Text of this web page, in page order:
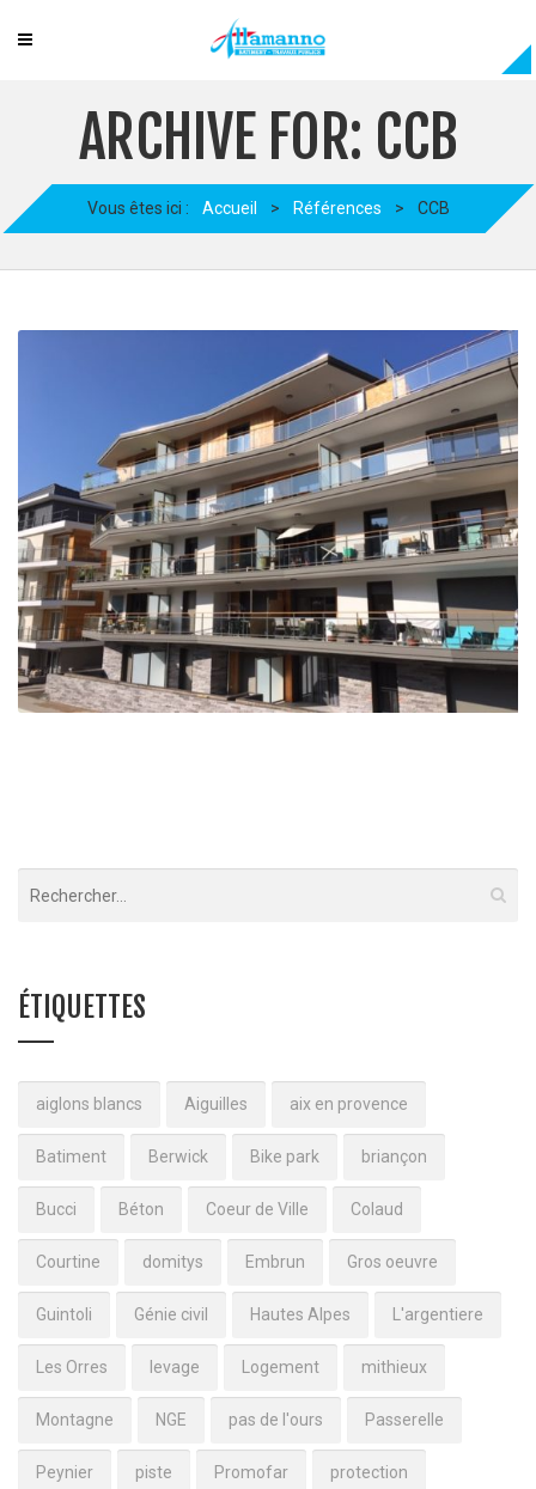
ARCHIVE FOR: CCB
Vous êtes ici : Accueil > Références > CCB
ÉTIQUETTES
aiglons blancs Aiguilles aix en provence
Batiment Berwick Bike park briançon
Bucci Béton Coeur de Ville Colaud
Courtine domitys Embrun Gros oeuvre
Guintoli Génie civil Hautes Alpes L'argentiere
Les Orres levage Logement mithieux
Montagne NGE pas de l'ours Passerelle
Peynier piste Promofar protection